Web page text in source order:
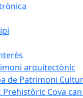
arquitectònic
de Patrimoni
Prehistòric Cova